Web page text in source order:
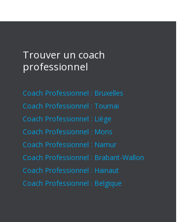
Trouver un coach
professionnel
Coach Professionnel : Bruxelles
Coach Professionnel : Tournai
Coach Professionnel : Liège
Coach Professionnel : Mons
Coach Professionnel : Namur
Coach Professionnel : Brabant-Wallon
Coach Professionnel : Hainaut
Coach Professionnel : Belgique